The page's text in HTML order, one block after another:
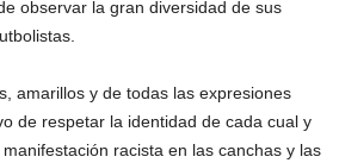
observar la gran diversidad de sus
amarillos y de todas las expresiones
de respetar la identidad de cada cual y
racista en las canchas y las